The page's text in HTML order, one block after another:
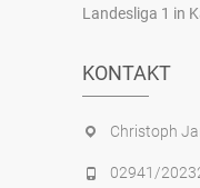
Landesliga 1 in
KONTAKT
Christoph
02941/